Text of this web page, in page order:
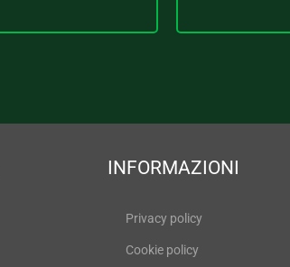
INFORMAZIONI
Privacy policy
Cookie policy